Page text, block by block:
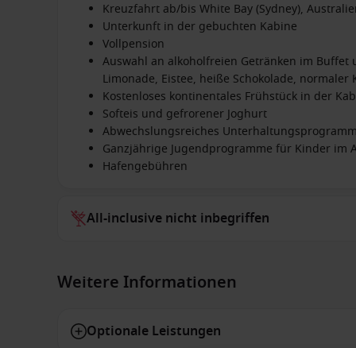
Kreuzfahrt ab/bis White Bay (Sydney),
Unterkunft in der gebuchten Kabine
Vollpension
Auswahl an alkoholfreien Getränken im Buffet
Limonade, Eistee, heiße Schokolade,
Kostenloses kontinentales Frühstück in der
Softeis und gefrorener Joghurt
Abwechslungsreiches Unterhaltungsprogramm
Ganzjährige Jugendprogramme für Kinder im
Hafengebühren
All-inclusive nicht inbegriffen
Weitere Informationen
Optionale Leistungen